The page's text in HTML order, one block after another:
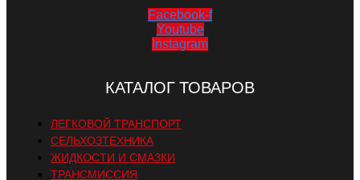
Facebook-f
Youtube
Instagram
КАТАЛОГ ТОВАРОВ
ЛЕГКОВОЙ ТРАНСПОРТ
СЕЛЬХОЗТЕХНИКА
ЖИДКОСТИ И СМАЗКИ
ТРАНСМИССИЯ